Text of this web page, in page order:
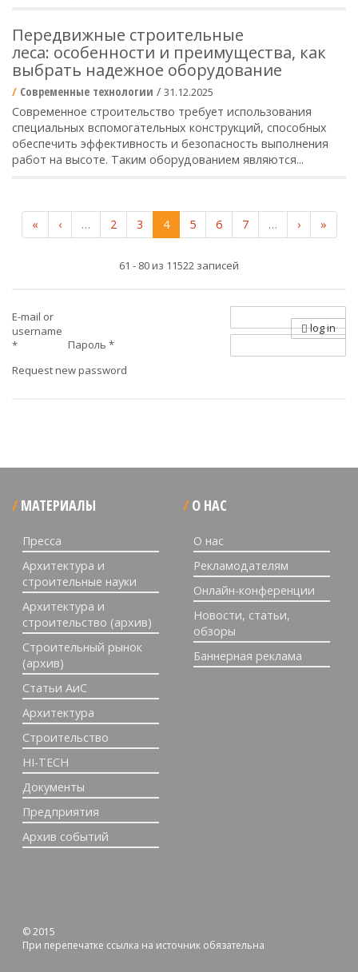
Передвижные строительные
леса: особенности и преимущества, как
выбрать надежное оборудование
Современные технологии / 31.12.2025
Современное строительство требует использования
специальных вспомогательных конструкций, способных
обеспечить эффективность и безопасность выполнения
работ на высоте. Таким оборудованием являются...
« ‹ … 2 3 4 5 6 7 … › »
61 - 80 из 11522 записей
E-mail or
username
*
Пароль *
Request new password
log in
МАТЕРИАЛЫ
Пресса
Архитектура и
строительные науки
Архитектура и
строительство (архив)
Строительный рынок
(архив)
Статьи АиС
Архитектура
Строительство
HI-TECH
Документы
Предприятия
Архив событий
О НАС
О нас
Рекламодателям
Онлайн-конференции
Новости, статьи,
обзоры
Баннерная реклама
© 2015
При перепечатке ссылка на источник обязательна